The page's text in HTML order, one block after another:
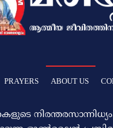
PRAYERS ABOUT US